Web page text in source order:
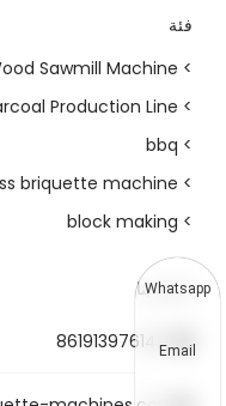
فئة
> Automatic Wood Sawmill Machine
> Barbecue Charcoal Production Line
> bbq
> Biomass briquette machine
> block making
اتصل بنا
8619139761487
Whatsapp
Email